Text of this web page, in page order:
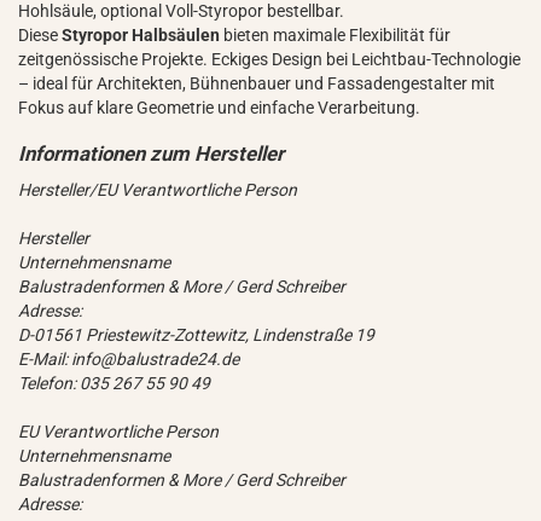
Hohlsäule, optional Voll-Styropor bestellbar.
DieseStyropor Halbsäulen bieten maximale Flexibilität für
zeitgenössische Projekte. Eckiges Design bei Leichtbau-Technologie
– ideal für Architekten, Bühnenbauer und Fassadengestalter mit
Fokus auf klare Geometrie und einfache Verarbeitung.
Hersteller/EU Verantwortliche Person
Hersteller
Unternehmensname
Balustradenformen & More / Gerd Schreiber
Adresse:
D-01561 Priestewitz-Zottewitz, Lindenstraße 19
E-Mail: info@balustrade24.de
Telefon: 035 267 55 90 49
EU Verantwortliche Person
Unternehmensname
Balustradenformen & More / Gerd Schreiber
Adresse: